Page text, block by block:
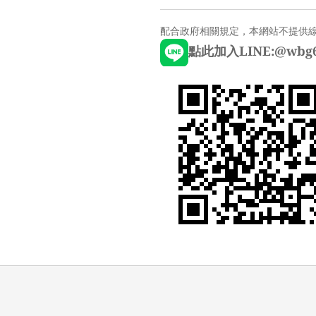
配合政府相關規定，本網站不提供
點此加入